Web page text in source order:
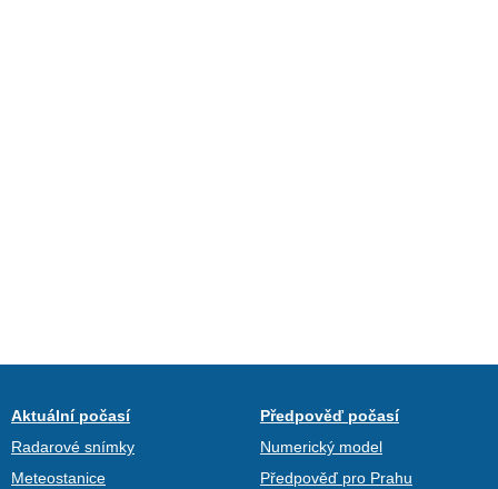
Aktuální počasí
Radarové snímky
Meteostanice
Předpověď počasí
Numerický model
Předpověď pro Prahu